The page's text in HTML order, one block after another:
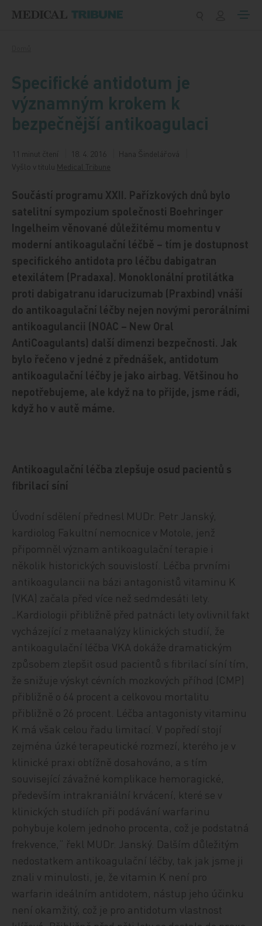
Specifické antidotum je
významným krokem k
bezpečnější antikoagulaci
11 minut čtení 18. 4. 2016
Hana Šindelářová
Vyšlo v titulu Medical Tribune
Součástí programu XXII. Pařízkových dnů bylo
satelitní sympozium společnosti Boehringer
Ingelheim věnované důležitému momentu v
moderní antikoagulační léčbě – tím je dostupnost
specifického antidota pro léčbu dabigatran
etexilátem (Pradaxa). Monoklonální protilátka
proti dabigatranu idarucizumab (Praxbind) vnáší
do antikoagulační léčby nejen novými perorálními
antikoagulancii (NOAC – New Oral
AntiCoagulants) další dimenzi bezpečnosti. Jak
bylo řečeno v jedné z přednášek, antidotum
antikoagulační léčby je jako airbag. Většinou ho
nepotřebujeme, ale když na to přijde, jsme rádi,
když ho v autě máme.
Antikoagulační léčba zlepšuje osud pacientů s
fibrilací síní
Úvodní sdělení přednesl MUDr. Petr Janský,
kardiolog Fakultní nemocnice v Motole, jenž
připomněl význam antikoagulační terapie i
několik historických souvislostí. Léčba prvními
antikoagulancii na bázi antagonistů vitaminu K
(VKA) začala před více než sedmdesáti lety.
„Kardiologii přibližně před patnácti lety ovlivnil fakt
vycházející z metaanalýzy klinických studií, že
antikoagulační léčba VKA dokáže dramatickým
způsobem zlepšit osud pacientů s fibrilací síní tím,
že snižuje výskyt cévních mozkových příhod (CMP)
přibližně o 64 procent a celkovou mortalitu
přibližně o 26 procent. Léčba antagonisty vitaminu
K má však celou řadu limitací. V popředí stojí
zejména úzké terapeutické rozmezí, kterého je v
klinické praxi obtížně dosahováno, a s tím
související závažné komplikace hemoragické,
především intrakraniální krvácení, které se v
klinických studiích při podávání warfarinu
pohybuje kolem jednoho procenta, což je podstatná
frekvence,“ řekl MUDr. Janský. Dalším důležitým
nedostatkem antikoagulační léčby, tak jak jsme ji
znali v minulosti, je, že vitamin K není pro
warfarin ideálním antidotem, nástup jeho účinku
není okamžitý, což je pro antidotum vlastnost